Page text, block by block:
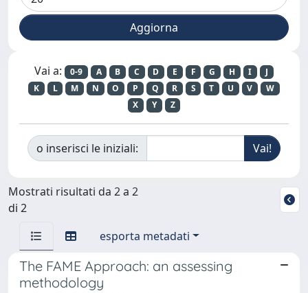
Vai a: 0-9 A B C D E F G H I
J
K
L M N O P Q R S T U V
W
X
Y Z
o inserisci le iniziali:
Mostrati risultati da 2 a 2
di 2
esporta metadati
The FAME Approach: an assessing
methodology